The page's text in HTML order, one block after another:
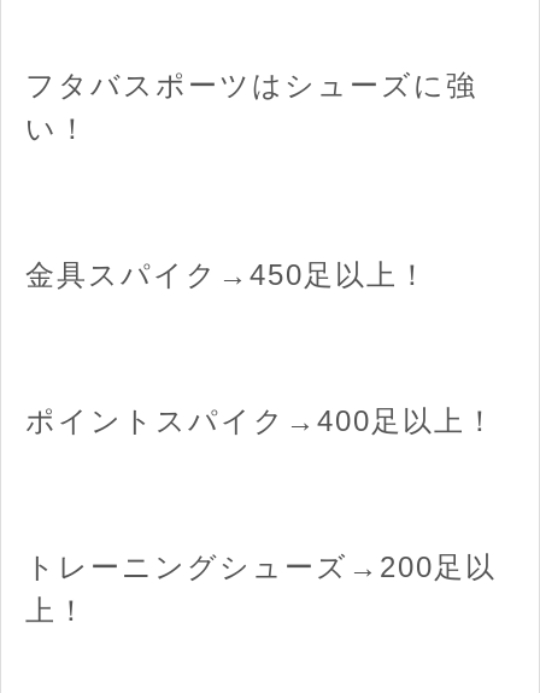
フタバスポーツはシューズに強
い！
金具スパイク→450足以上！
ポイントスパイク→400足以上！
トレーニングシューズ→200足以
上！